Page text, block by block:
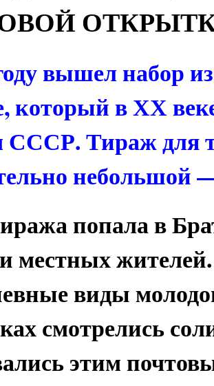
вышел набор
который в ХХ
СССР. Тираж для
небольшой
попала в
местных
виды
смотрелись
этим